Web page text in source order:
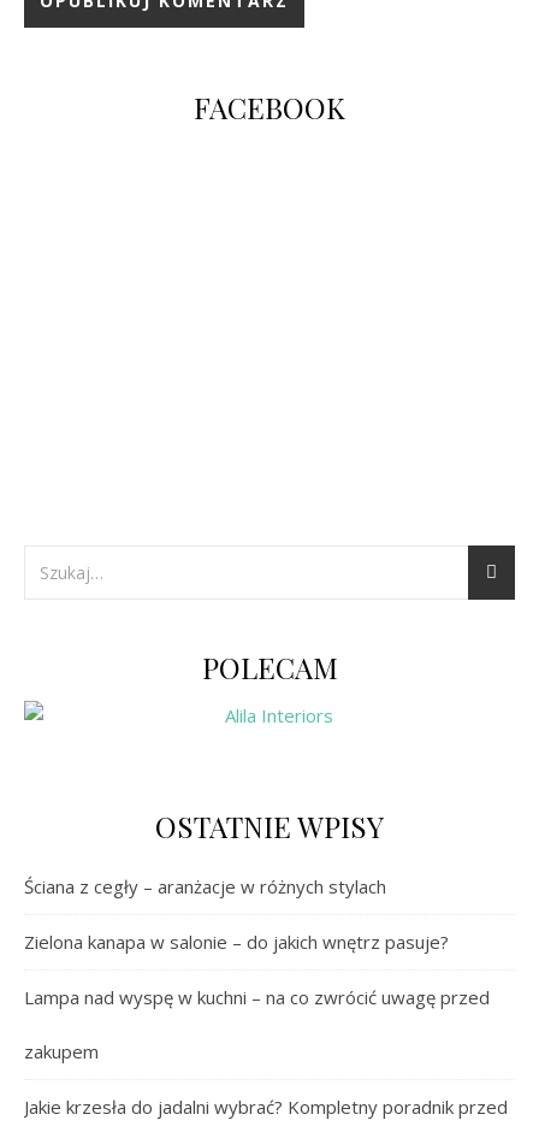
FACEBOOK
POLECAM
OSTATNIE WPISY
Ściana z cegły – aranżacje w różnych stylach
Zielona kanapa w salonie – do jakich wnętrz pasuje?
Lampa nad wyspę w kuchni – na co zwrócić uwagę przed
zakupem
Jakie krzesła do jadalni wybrać? Kompletny poradnik przed